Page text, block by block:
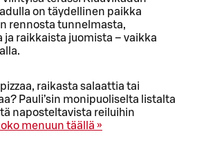
on täydellinen paikka
rennosta tunnelmasta,
ja raikkaista juomista – vaikka
raikasta salaattia tai
Pauli’sin monipuoliselta listalta
naposteltavista reiluihin
menuun täällä »